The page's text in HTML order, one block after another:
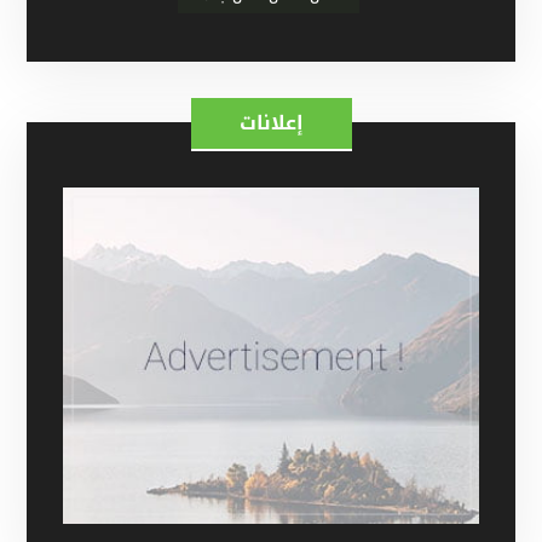
إعلانات